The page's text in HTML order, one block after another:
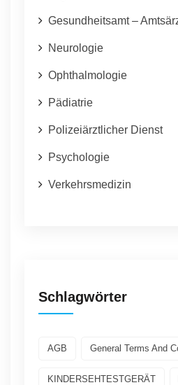
Gesundheitsamt –
Neurologie
Ophthalmologie
Pädiatrie
Polizeiärztlicher Dienst
Psychologie
Verkehrsmedizin
Schlagwörter
AGB General Terms And
KINDERSEHTESTGERÄT